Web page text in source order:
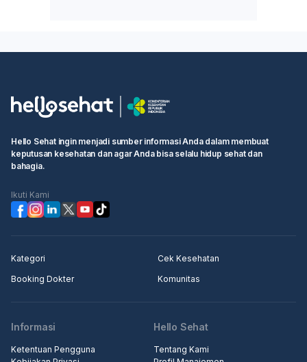
Hello Sehat ingin menjadi sumber informasi Anda dalam membuat
keputusan kesehatan dan agar Anda bisa selalu hidup sehat dan
bahagia.
Ikuti Kami
Kategori
Cek Kesehatan
Booking Dokter
Komunitas
Informasi
Ketentuan Pengguna
Hello Sehat
Tentang Kami